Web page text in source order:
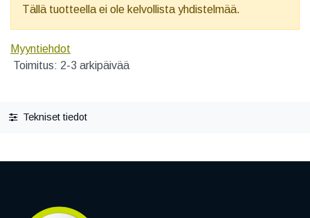
Tällä tuotteella ei ole kelvollista yhdistelmää.
Myyntiehdot
Toimitus: 2-3 arkipäivää
Tekniset tiedot